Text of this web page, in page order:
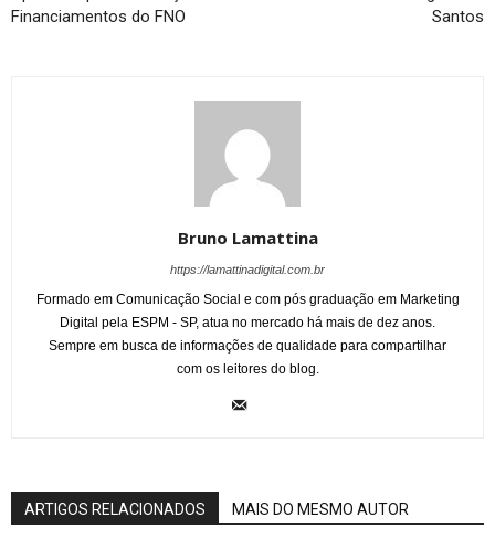
Financiamentos do FNO
Santos
Bruno Lamattina
https://lamattinadigital.com.br
Formado em Comunicação Social e com pós graduação em Marketing
Digital pela ESPM - SP, atua no mercado há mais de dez anos.
Sempre em busca de informações de qualidade para compartilhar
com os leitores do blog.
ARTIGOS RELACIONADOS MAIS DO MESMO AUTOR